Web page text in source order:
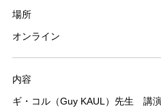
場所
オンライン
内容
ギ・コル（Guy KAUL）先生 講